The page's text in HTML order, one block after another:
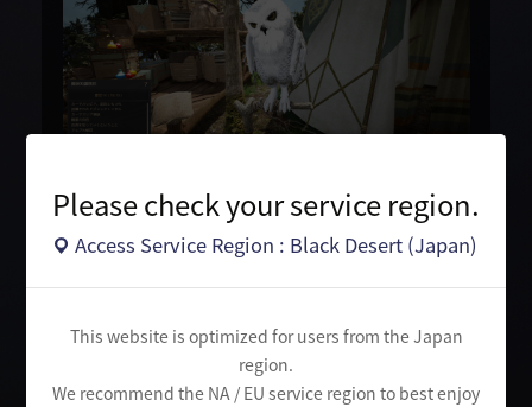
Please check your service region.
Access Service Region : Black Desert (Japan)
This website is optimized for users from the Japan
region.
We recommend the NA / EU service region to best enjoy
リーダーペット
● ペットメニューから、5世代ペットのうち1匹をリーダーに任
ることができます。